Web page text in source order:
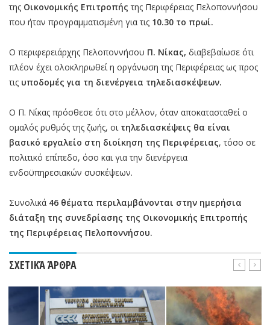
της Οικονομικής Επιτροπής της Περιφέρειας Πελοποννήσου
που ήταν προγραμματισμένη για τις 10.30 το πρωί.
Ο περιφερειάρχης Πελοποννήσου Π. Νίκας, διαβεβαίωσε ότι
πλέον έχει ολοκληρωθεί η οργάνωση της Περιφέρειας ως προς
τις υποδομές για τη διενέργεια τηλεδιασκέψεων.
Ο Π. Νίκας πρόσθεσε ότι στο μέλλον, όταν αποκατασταθεί ο
ομαλός ρυθμός της ζωής, οι τηλεδιασκέψεις θα είναι
βασικό εργαλείο στη διοίκηση της Περιφέρειας, τόσο σε
πολιτικό επίπεδο, όσο και για την διενέργεια
ενδοϋπηρεσιακών συσκέψεων.
Συνολικά 46 θέματα περιλαμβάνονται στην ημερήσια
διάταξη της συνεδρίασης της Οικονομικής Επιτροπής
της Περιφέρειας Πελοποννήσου.
ΣΧΕΤΙΚΆ ΆΡΘΡΑ